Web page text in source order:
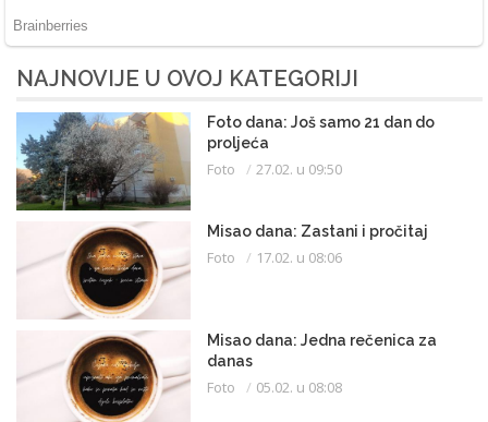
NAJNOVIJE U OVOJ KATEGORIJI
Foto dana: Još samo 21 dan do
proljeća
Foto 27.02. u 09:50
Misao dana: Zastani i pročitaj
Foto 17.02. u 08:06
Misao dana: Jedna rečenica za
danas
Foto 05.02. u 08:08